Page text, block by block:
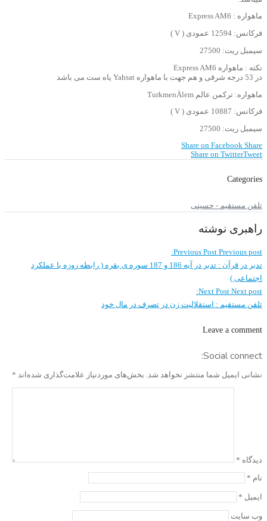
ماهواره : Express AM6
فرکانس: 12594 عمودی ( V )
سیمبل ریت: 27500
نکته : ماهواره Express AM6
در 53 درجه شرقی و هم جهت با ماهواره Yahsat یاه ست می باشد
ماهواره: ترکمن عالم TurkmenÄlem
فرکانس: 10887 عمودی ( V )
سیمبل ریت: 27500
Share on Facebook Share
Share on TwitterTweet
Categories
تلفن مستقیم - حسینی
راهبری نوشته
Previous Post Previous post:
تدبر در قرآن : تدبر در آیه 186 و 187 سوره ی بقره ( رابطه روزه با عملکرد
اجتماعی )
Next Post Next post:
تلفن مستقیم : استقلالیت زن در تصرف در مال خود
Leave a comment
Social connect:
نشانی ایمیل شما منتشر نخواهد شد. بخش‌های موردنیاز علامت‌گذاری شده‌اند *
دیدگاه *
نام *
ایمیل *
وب‌ سایت